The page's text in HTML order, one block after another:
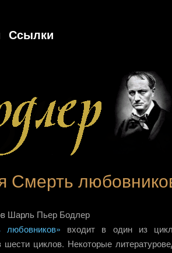
Ссылки
Смерть
любовников» входит в один из
шести циклов. Некоторые